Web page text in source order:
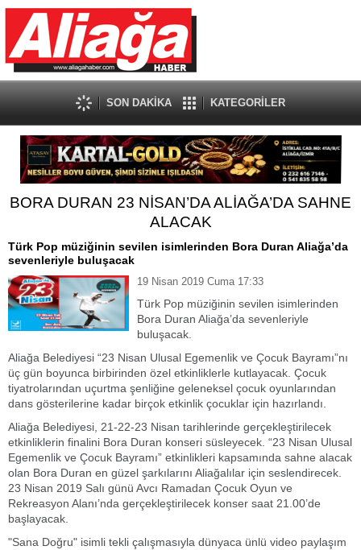
SON DAKİKA KATEGORİLER
BORA DURAN 23 NİSAN’DA ALİAĞA’DA SAHNE
ALACAK
Türk Pop müziğinin sevilen isimlerinden Bora Duran Aliağa’da
sevenleriyle buluşacak
19 Nisan 2019 Cuma 17:33
Türk Pop müziğinin sevilen isimlerinden
Bora Duran Aliağa’da sevenleriyle
buluşacak.
Aliağa Belediyesi “23 Nisan Ulusal Egemenlik ve Çocuk Bayramı”nı
üç gün boyunca birbirinden özel etkinliklerle kutlayacak. Çocuk
tiyatrolarından uçurtma şenliğine geleneksel çocuk oyunlarından
dans gösterilerine kadar birçok etkinlik çocuklar için hazırlandı.
Aliağa Belediyesi, 21-22-23 Nisan tarihlerinde gerçekleştirilecek
etkinliklerin finalini Bora Duran konseri süsleyecek. “23 Nisan Ulusal
Egemenlik ve Çocuk Bayramı” etkinlikleri kapsamında sahne alacak
olan Bora Duran en güzel şarkılarını Aliağalılar için seslendirecek.
23 Nisan 2019 Salı günü Avcı Ramadan Çocuk Oyun ve
Rekreasyon Alanı’nda gerçekleştirilecek konser saat 21.00’de
başlayacak.
"Sana Doğru" isimli tekli çalışmasıyla dünyaca ünlü video paylaşım